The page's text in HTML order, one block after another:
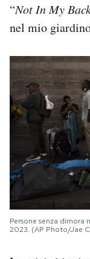
“Not In My
nel mio
Persone senza dimora
2023. (AP Photo/Jae